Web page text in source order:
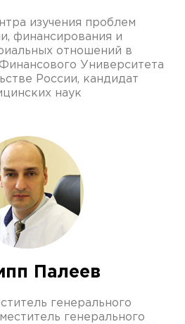
изучения проблем
финансирования и
отношений в
Университета
России, кандидат
наук
Палеев
генерального
генерального